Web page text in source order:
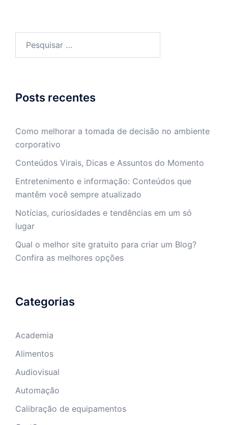
por:
Posts recentes
Como melhorar a tomada de decisão no ambiente
corporativo
Conteúdos Virais, Dicas e Assuntos do Momento
Entretenimento e informação: Conteúdos que
mantêm você sempre atualizado
Notícias, curiosidades e tendências em um só
lugar
Qual o melhor site gratuito para criar um Blog?
Confira as melhores opções
Categorias
Academia
Alimentos
Audiovisual
Automação
Calibração de equipamentos